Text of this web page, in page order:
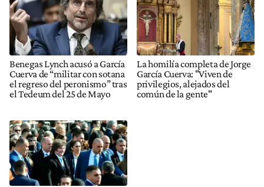
Benegas Lynch acusó a García
Cuerva de “militar con sotana
el regreso del peronismo” tras
el Tedeum del 25 de Mayo
La homilía completa de Jorge
García Cuerva: "Viven de
privilegios, alejados del
común de la gente"